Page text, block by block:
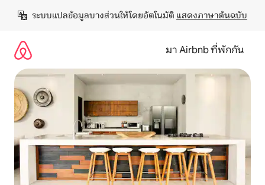
เนื้อหา
ระบบแปลข้อมูลบางส่วนให้โดยอัตโนมัติ แสดงภาษาต้นฉบับ
มา Airbnb ที่พักกัน